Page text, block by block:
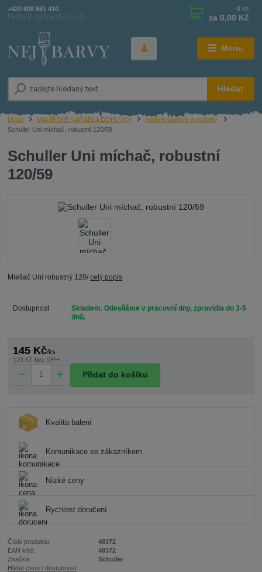
Menu
Hledat
+420 608 861 410
Po-Pá 8-16 hod (So 8-12)
0 ks
za 0,00 Kč
Úvod MALÍŘSKÉ NÁŘADÍ A DOPLŇKY
ostatní nástroje a potřeby
Schuller Uni míchač, robustní 120/59
Schuller Uni míchač, robustní
120/59
Miešač Uni robustný 120/celý popis
Dostupnost
Skladem. Odesíláme v pracovní dny, zpravidla do 3-5
dnů.
145 Kč/ks
120 Kč bez DPH
Přidat do košíku
Kvalita balení
Komunikace se zákazníkem
Nízké ceny
Rychlost doručení
Číslo produktu:
48372
EAN kód:
48372
Značka:
Schuller
Hlídat cenu / dostupnost